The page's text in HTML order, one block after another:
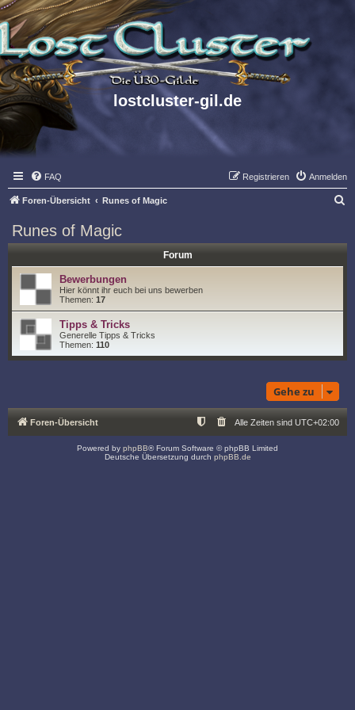
lostcluster-gil.de
FAQ Anmelden
Registrieren
Foren-Übersicht Runes of Magic
Runes of Magic
Forum
Bewerbungen
Hier könnt ihr euch bei uns bewerben
Themen: 17
Tipps & Tricks
Generelle Tipps & Tricks
Themen: 110
Gehe zu
Foren-Übersicht Alle Zeiten sind UTC+02:00
Powered by phpBB® Forum Software © phpBB Limited
Deutsche Übersetzung durch phpBB.de